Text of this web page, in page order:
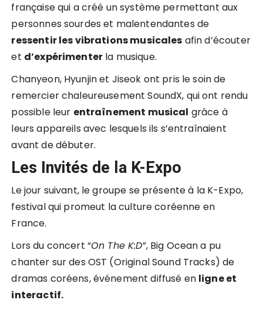
française qui a créé un système permettant aux
personnes sourdes et malentendantes de
ressentir les vibrations musicales afin d’écouter
et d’expérimenter la musique.
Chanyeon, Hyunjin et Jiseok ont pris le soin de
remercier chaleureusement SoundX, qui ont rendu
possible leur entraînement musical grâce à
leurs appareils avec lesquels ils s’entraînaient
avant de débuter.
Les Invités de la K-Expo
Le jour suivant, le groupe se présente à la K-Expo,
festival qui promeut la culture coréenne en
France.
Lors du concert “On The K:D”, Big Ocean a pu
chanter sur des OST (Original Sound Tracks) de
dramas coréens, événement diffusé en ligne et
interactif.